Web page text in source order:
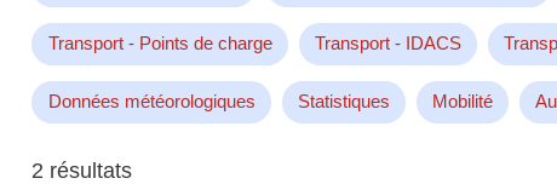
Transport - Points de charge Transport - IDACS
Données météorologiques Statistiques Mobilité
2 résultats